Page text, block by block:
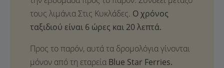
Ο χρόνος
ταξιδιού είναι 6 ώρες και 20 λεπτά.
Προς το παρόν, αυτά τα δρομολόγια γίνονται
μόνον από τη εταρεία Blue Star Ferries.